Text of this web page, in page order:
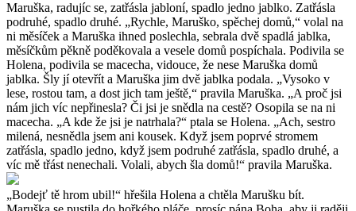
Maruška, radujíc se, zatřásla jabloní, spadlo jedno jablko. Zatřásla
podruhé, spadlo druhé. „Rychle, Maruško, spěchej domů,“ volal na
ni měsíček a Maruška ihned poslechla, sebrala dvě spadlá jablka,
měsíčkům pěkně poděkovala a vesele domů pospíchala. Podivila se
Holena, podivila se macecha, vidouce, že nese Maruška domů
jablka. Šly jí otevřít a Maruška jim dvě jablka podala. „Vysoko v
lese, rostou tam, a dost jich tam ještě,“ pravila Maruška. „A proč jsi
nám jich víc nepřinesla? Či jsi je snědla na cestě? Osopila se na ni
macecha. „A kde že jsi je natrhala?“ ptala se Holena. „Ach, sestro
milená, nesnědla jsem ani kousek. Když jsem poprvé stromem
zatřásla, spadlo jedno, když jsem podruhé zatřásla, spadlo druhé, a
víc mě třást nenechali. Volali, abych šla domů!“ pravila Maruška.
„Bodejť tě hrom ubil!“ hřešila Holena a chtěla Marušku bít.